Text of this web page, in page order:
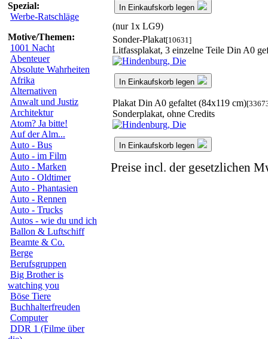
Spezial:
Werbe-Ratschläge
Motive/Themen:
1001 Nacht
Abenteuer
Absolute Wahrheiten
Afrika
Alternativen
Anwalt und Justiz
Architektur
Atom? Ja bitte!
Auf der Alm...
Auto - Bus
Auto - im Film
Auto - Marken
Auto - Oldtimer
Auto - Phantasien
Auto - Rennen
Auto - Trucks
Autos - wie du und ich
Ballon & Luftschiff
Beamte & Co.
Berge
Berufsgruppen
Big Brother is
watching you
Böse Tiere
Buchhalterfreuden
Computer
DDR 1 (Filme über
In Einkaufskorb legen
(nur 1x LG9)
Sonder-Plakat[10631]
Litfassplakat, 3 einzelne Teile Din A0
In Einkaufskorb legen
Plakat Din A0 gefaltet (84x119 cm)
Sonderplakat, ohne Credits
In Einkaufskorb legen
Preise incl. der gesetzlichen